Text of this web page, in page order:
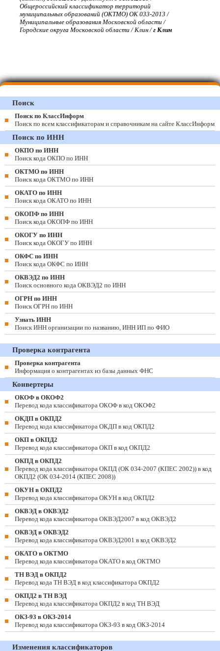
Общероссийский классификатор территорий
муниципальных образований (ОКТМО) ОК 033-2013 /
Муниципальные образования Московской области /
Городские округа Московской области / Клин /г Клин
Поиск
Поиск по КлассИнформ
Поиск по всем классификаторам и справочникам на сайте КлассИнформ
Поиск по ИНН
ОКПО по ИНН
Поиск кода ОКПО по ИНН
ОКТМО по ИНН
Поиск кода ОКТМО по ИНН
ОКАТО по ИНН
Поиск кода ОКАТО по ИНН
ОКОПФ по ИНН
Поиск кода ОКОПФ по ИНН
ОКОГУ по ИНН
Поиск кода ОКОГУ по ИНН
ОКФС по ИНН
Поиск кода ОКФС по ИНН
ОКВЭД2 по ИНН
Поиск основного кода ОКВЭД2 по ИНН
ОГРН по ИНН
Поиск ОГРН по ИНН
Узнать ИНН
Поиск ИНН организации по названию, ИНН ИП по ФИО
Проверка контрагента
Проверка контрагента
Информация о контрагентах из базы данных ФНС
Конвертеры
ОКОФ в ОКОФ2
Перевод кода классификатора ОКОФ в код ОКОФ2
ОКДП в ОКПД2
Перевод кода классификатора ОКДП в код ОКПД2
ОКП в ОКПД2
Перевод кода классификатора ОКП в код ОКПД2
ОКПД в ОКПД2
Перевод кода классификатора ОКПД (ОК 034-2007 (КПЕС 2002)) в код
ОКПД2 (ОК 034-2014 (КПЕС 2008))
ОКУН в ОКПД2
Перевод кода классификатора ОКУН в код ОКПД2
ОКВЭД в ОКВЭД2
Перевод кода классификатора ОКВЭД2007 в код ОКВЭД2
ОКВЭД в ОКВЭД2
Перевод кода классификатора ОКВЭД2001 в код ОКВЭД2
ОКАТО в ОКТМО
Перевод кода классификатора ОКАТО в код ОКТМО
ТН ВЭД в ОКПД2
Перевод кода ТН ВЭД в код классификатора ОКПД2
ОКПД2 в ТН ВЭД
Перевод кода классификатора ОКПД2 в код ТН ВЭД
ОКЗ-93 в ОКЗ-2014
Перевод кода классификатора ОКЗ-93 в код ОКЗ-2014
Изменения классификаторов